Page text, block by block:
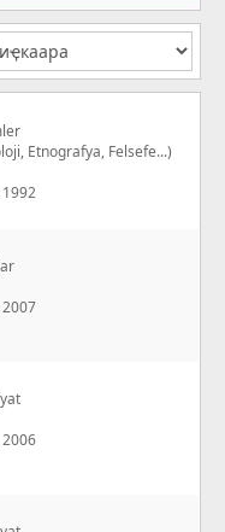
Etnografya, Felsefe...)
1992
2007
2006